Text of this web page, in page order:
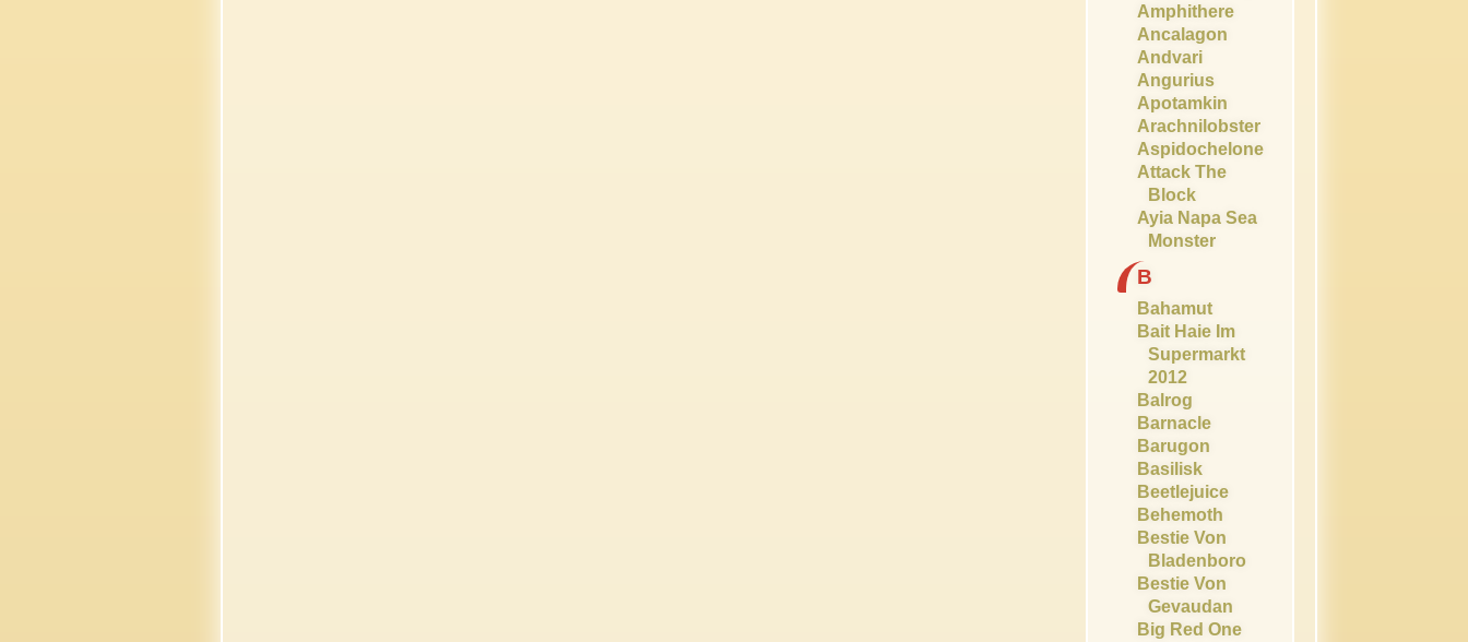
Amphithere
Ancalagon
Andvari
Angurius
Apotamkin
Arachnilobster
Aspidochelone
Attack The
Block
Ayia Napa Sea
Monster
B
Bahamut
Bait Haie Im
Supermarkt
2012
Balrog
Barnacle
Barugon
Basilisk
Beetlejuice
Behemoth
Bestie Von
Bladenboro
Bestie Von
Gevaudan
Big Red One